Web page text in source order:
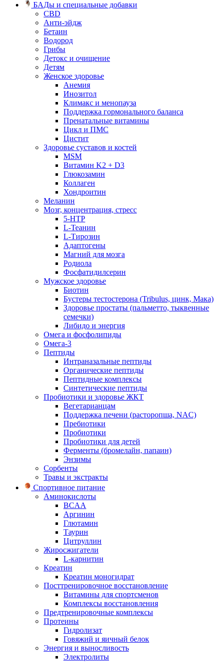
БАДы и специальные добавки
CBD
Анти-эйдж
Бетаин
Водород
Грибы
Детокс и очищение
Детям
Женское здоровье
Анемия
Инозитол
Климакс и менопауза
Поддержка гормонального баланса
Пренатальные витамины
Цикл и ПМС
Цистит
Здоровье суставов и костей
MSM
Витамин K2 + D3
Глюкозамин
Коллаген
Хондроитин
Меланин
Мозг, концентрация, стресс
5-HTP
L-Теанин
L-Тирозин
Адаптогены
Магний для мозга
Родиола
Фосфатидилсерин
Мужское здоровье
Биотин
Бустеры тестостерона (Tribulus, цинк, Мака)
Здоровье простаты (пальметто, тыквенные
семечки)
Либидо и энергия
Омега и фосфолипиды
Омега-3
Пептиды
Интраназальные пептиды
Органические пептиды
Пептидные комплексы
Синтетические пептиды
Пробиотики и здоровье ЖКТ
Вегетарианцам
Поддержка печени (расторопша, NAC)
Пребиотики
Пробиотики
Пробиотики для детей
Ферменты (бромелайн, папаин)
Энзимы
Сорбенты
Травы и экстракты
Спортивное питание
Аминокислоты
BCAA
Аргинин
Глютамин
Таурин
Цитруллин
Жиросжигатели
L-карнитин
Креатин
Креатин моногидрат
Посттренировочное восстановление
Витамины для спортсменов
Комплексы восстановления
Предтренировочные комплексы
Протеины
Гидролизат
Говяжий и яичный белок
Энергия и выносливость
Электролиты